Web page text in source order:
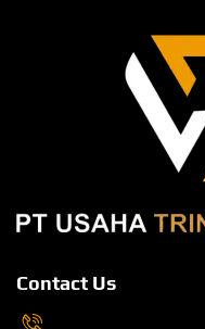
Contact Us